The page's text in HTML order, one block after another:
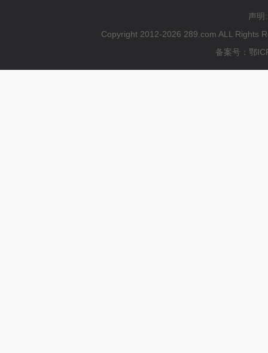
声明
Copyright 2012-2026 289.com ALL Rights
备案号：鄂